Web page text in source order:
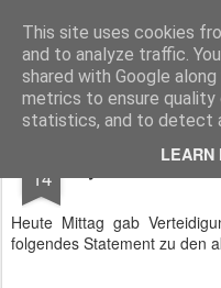
This site uses cookies
and to analyze traffic.
shared with Google
metrics to ensure quality
statistics, and to detect
LEARN
BTB concept
14 Syrien und
Heute Mittag gab
folgendes Statement zu den